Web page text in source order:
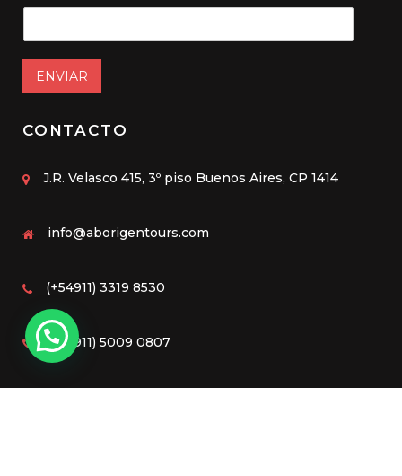
ENVIAR
CONTACTO
J.R. Velasco 415, 3º piso Buenos Aires, CP 1414
info@aborigentours.com
(+54911) 3319 8530
(+54911) 5009 0807